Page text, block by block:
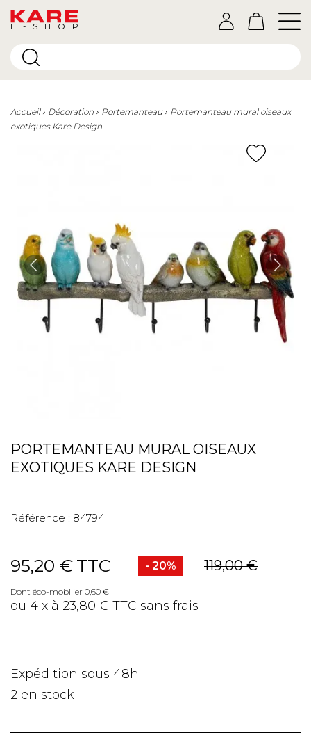
E-SHOP
Accueil Décoration Portemanteau
Portemanteau mural oiseaux
exotiques Kare Design
PORTEMANTEAU MURAL OISEAUX
EXOTIQUES KARE DESIGN
Référence : 84794
95,20 € TTC - 20% 119,00 €
Dont éco-mobilier 0,60 €
ou 4 x à 23,80 € TTC sans frais
Expédition sous 48h
2 en stock